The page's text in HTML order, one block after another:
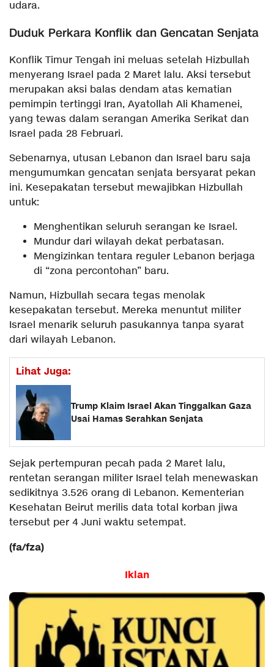
udara.
Duduk Perkara Konflik dan Gencatan Senjata
Konflik Timur Tengah ini meluas setelah Hizbullah
menyerang Israel pada 2 Maret lalu. Aksi tersebut
merupakan aksi balas dendam atas kematian
pemimpin tertinggi Iran, Ayatollah Ali Khamenei,
yang tewas dalam serangan Amerika Serikat dan
Israel pada 28 Februari.
Sebenarnya, utusan Lebanon dan Israel baru saja
mengumumkan gencatan senjata bersyarat pekan
ini. Kesepakatan tersebut mewajibkan Hizbullah
untuk:
Menghentikan seluruh serangan ke Israel.
Mundur dari wilayah dekat perbatasan.
Mengizinkan tentara reguler Lebanon berjaga
di “zona percontohan” baru.
Namun, Hizbullah secara tegas menolak
kesepakatan tersebut. Mereka menuntut militer
Israel menarik seluruh pasukannya tanpa syarat
dari wilayah Lebanon.
Lihat Juga:
Trump Klaim Israel Akan Tinggalkan Gaza
Usai Hamas Serahkan Senjata
Sejak pertempuran pecah pada 2 Maret lalu,
rentetan serangan militer Israel telah menewaskan
sedikitnya 3.526 orang di Lebanon. Kementerian
Kesehatan Beirut merilis data total korban jiwa
tersebut per 4 Juni waktu setempat.
(fa/fza)
Iklan